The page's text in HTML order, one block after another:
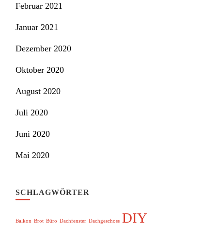
Februar 2021
Januar 2021
Dezember 2020
Oktober 2020
August 2020
Juli 2020
Juni 2020
Mai 2020
SCHLAGWÖRTER
Balkon Brot Büro Dachfenster Dachgeschoss DIY